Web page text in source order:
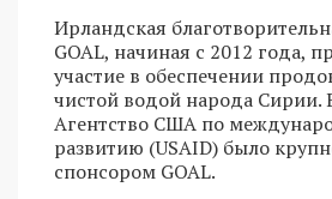
Ирландская
GOAL, начиная с 2012 года,
участие в обеспечении
чистой водой народа Сирии.
Агентство США по
развитию (USAID) было
спонсором GOAL.